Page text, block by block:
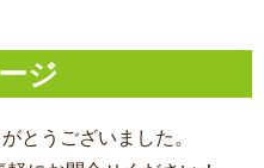
ジ
とうございました。